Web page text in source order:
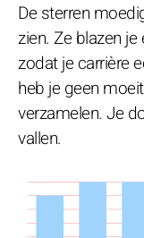
De sterren
zien. Ze blazen
zodat je carrière
heb je geen
verzamelen. Je
vallen.